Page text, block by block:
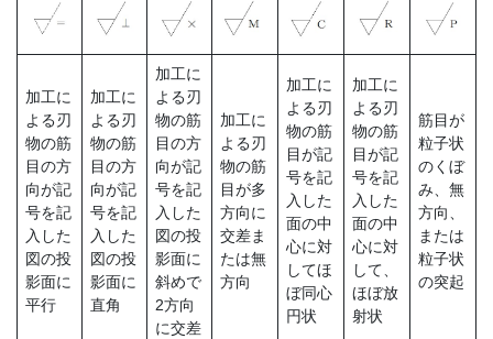
加工に
よる刃
物の筋
目の方
向が記
号を記
入した
図の投
影面に
平行
加工に
よる刃
物の筋
目の方
向が記
号を記
入した
図の投
影面に
直角
加工に
よる刃
物の筋
目の方
向が記
号を記
入した
図の投
影面に
斜めで
2方向
に交差
加工に
よる刃
物の筋
目が多
方向に
交差ま
たは無
方向
加工に
よる刃
物の筋
目が記
号を記
入した
面の中
心に対
してほ
ぼ同心
円状
加工に
よる刃
物の筋
目が記
号を記
入した
面の中
心に対
して、
ほぼ放
射状
筋目が
粒子状
のくぼ
み、無
方向、
または
粒子状
の突起